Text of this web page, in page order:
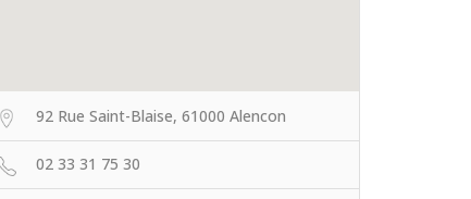
92 Rue Saint-Blaise, 61000 Alencon
02 33 31 75 30